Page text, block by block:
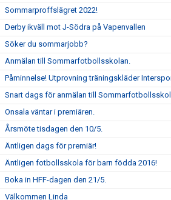
Sommarproffslägret 2022!
Derby ikväll mot J-Södra på Vapenvallen
Söker du sommarjobb?
Anmälan till Sommarfotbollsskolan.
Påminnelse! Utprovning träningskläder
Snart dags för anmälan till
Onsala väntar i premiären.
Årsmöte tisdagen den 10/5.
Äntligen dags för premiär!
Äntligen fotbollsskola för barn födda 2016!
Boka in HFF-dagen den 21/5.
Välkommen Linda